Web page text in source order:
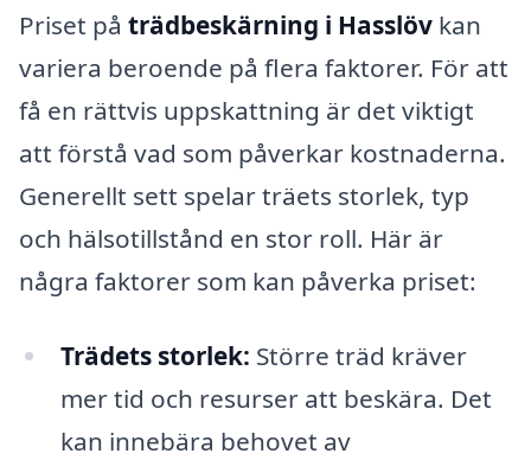
Priset på trädbeskärning i Hasslöv kan
variera beroende på flera faktorer. För att
få en rättvis uppskattning är det viktigt
att förstå vad som påverkar kostnaderna.
Generellt sett spelar träets storlek, typ
och hälsotillstånd en stor roll. Här är
några faktorer som kan påverka priset:
Trädets storlek: Större träd kräver
mer tid och resurser att beskära. Det
kan innebära behovet av